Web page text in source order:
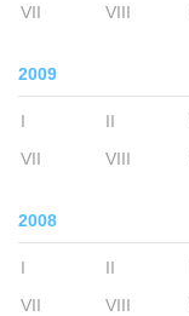
VII
VIII
2009
I II
VII
VIII
2008
I II
VII
VIII